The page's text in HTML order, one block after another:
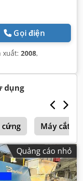
Gọi điện
xuất: 2008,
dụng
cứng Máy cắt
Quảng cáo nhỏ